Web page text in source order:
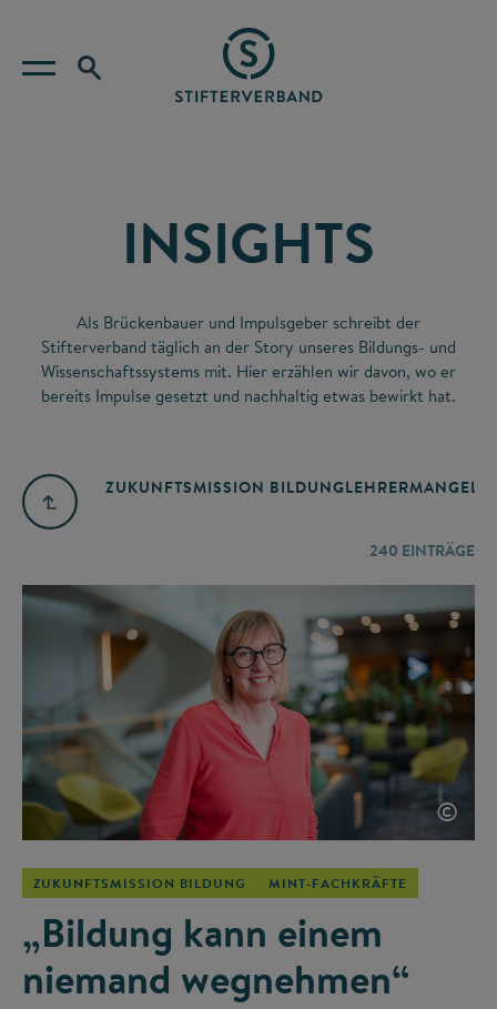
INSIGHTS
Als Brückenbauer und Impulsgeber schreibt der
Stifterverband täglich an der Story unseres Bildungs- und
Wissenschaftssystems mit. Hier erzählen wir davon, wo er
bereits Impulse gesetzt und nachhaltig etwas bewirkt hat.
ZUKUNFTSMISSION BILDUNGLEHRERMANGEL
240 EINTRÄGE
©
ZUKUNFTSMISSION BILDUNG MINT-FACHKRÄFTE
„Bildung kann einem
niemand wegnehmen“